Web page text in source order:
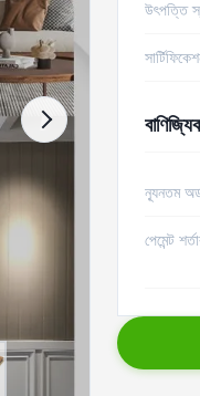
উৎপত্তি
ন্যূনতম
পেমেন্ট